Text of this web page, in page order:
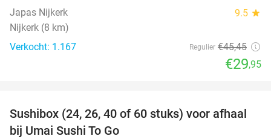
Japas Nijkerk 9.5 star
Nijkerk (8 km)
Verkocht: 1.167
Regulier €45,45
€29,95
48%
Sushibox (24, 26, 40 of 60 stuks) voor afhaal
bij Umai Sushi To Go